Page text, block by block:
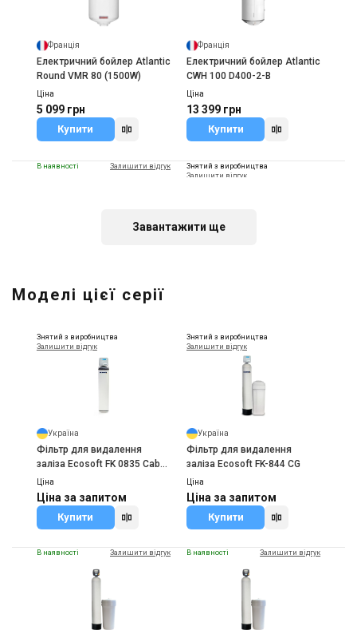
Франція
Електричний бойлер Atlantic
Round VMR 80 (1500W)
Ціна
5 099 грн
Купити
Франція
Електричний бойлер Atlantic
CWH 100 D400-2-B
Ціна
13 399 грн
Купити
В наявності Залишити відгук
ВВ20
Купити
Знятий з виробництва
Залишити відгук
Купити
Завантажити ще
Моделі цієї серії
Знятий з виробництва
Залишити відгук
Україна
Фільтр для видалення
заліза Ecosoft FK 0835 Сab
CG
Ціна
Ціна за запитом
Купити
Знятий з виробництва
Залишити відгук
Україна
Фільтр для видалення
заліза Ecosoft FK-844 CG
Ціна
Ціна за запитом
Купити
В наявності Залишити відгук В наявності Залишити відгук